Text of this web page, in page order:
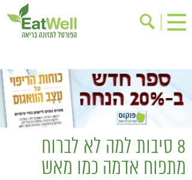
בישול בריא
אינדקס עסקים
ריפוי ומניעת מחלות
בריאות האישה
מתכוני בריאות
אירועים
שינוי תזונתי
גישות בתזונה
דיאטה
8 סיבות למה לא לברוח
מתפוח אדמה כמו מאש